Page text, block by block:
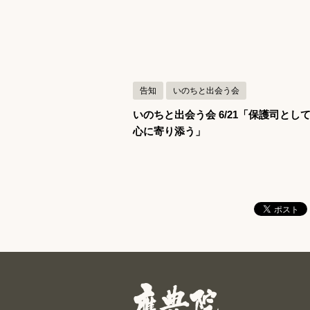
告知 いのちと出会う会
いのちと出会う会 6/21「保護司とし
心に寄り添う」